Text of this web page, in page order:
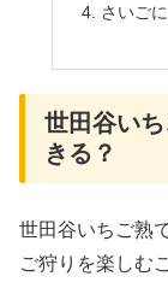
さいごに
世田谷い
きる？
世田谷いちご熟
ご狩りを楽しむ